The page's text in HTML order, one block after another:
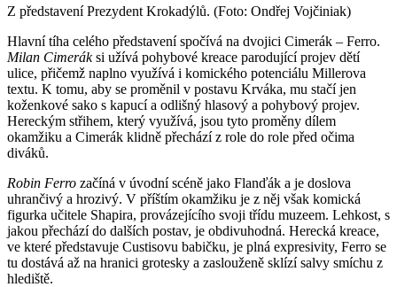
Z představení Prezydent Krokadýlů. (Foto: Ondřej Vojčiniak)
Hlavní tíha celého představení spočívá na dvojici Cimerák – Ferro.
Milan Cimeráksi užívá pohybové kreace parodující projev dětí
ulice, přičemž naplno využívá i komického potenciálu Millerova
textu. K tomu, aby se proměnil v postavu Krváka, mu stačí jen
koženkové sako s kapucí a odlišný hlasový a pohybový projev.
Hereckým střihem, který využívá, jsou tyto proměny dílem
okamžiku a Cimerák klidně přechází z role do role před očima
diváků.
Robin Ferro začíná v úvodní scéně jako Flanďák a je doslova
uhrančivý a hrozivý. V příštím okamžiku je z něj však komická
figurka učitele Shapira, provázejícího svoji třídu muzeem. Lehkost, s
jakou přechází do dalších postav, je obdivuhodná. Herecká kreace,
ve které představuje Custisovu babičku, je plná expresivity, Ferro se
tu dostává až na hranici grotesky a zaslouženě sklízí salvy smíchu z
hlediště.